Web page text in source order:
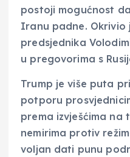
postoji mogućnost
Iranu padne. Okrivio
predsjednika
u pregovorima s
Trump je više puta
potporu
prema izvješćima na
nemirima protiv
voljan dati punu